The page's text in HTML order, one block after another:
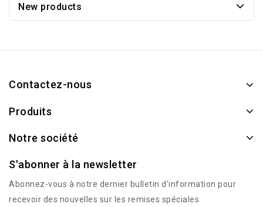
New products
Contactez-nous
Produits
Notre société
S'abonner à la newsletter
Abonnez-vous à notre dernier bulletin d'information pour
recevoir des nouvelles sur les remises spéciales.